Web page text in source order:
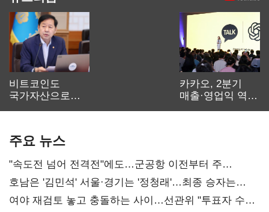
비트코인도
국가자산으로…'
카카오, 2분기
매출·영업익 역대
주요 뉴스
"속도전 넘어 전격전"에도…군공항 이전부터 주
52시간까지 '뇌관'
호남은 '김민석' 서울·경기는 '정청래'…최종 승자는
'안갯속'
여야 재검토 놓고 충돌하는 사이…선관위 "투표자 수